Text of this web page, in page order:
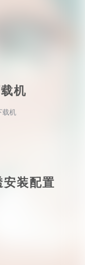
机
载机
装配置